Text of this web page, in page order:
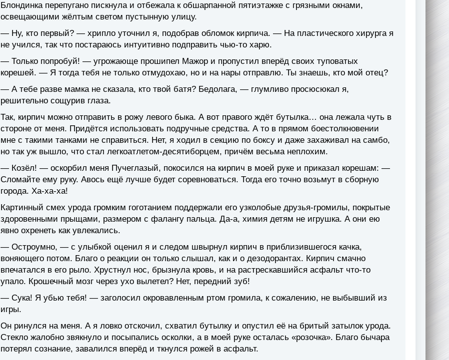
Блондинка перепугано пискнула и отбежала к обшарпанной пятиэтажке с грязными окнами,
освещающими жёлтым светом пустынную улицу.
— Ну, кто первый? — хрипло уточнил я, подобрав обломок кирпича. — На пластического хирурга я
не учился, так что постараюсь интуитивно подправить чью-то харю.
— Только попробуй! — угрожающе прошипел Мажор и пропустил вперёд своих туповатых
корешей. — Я тогда тебя не только отмудохаю, но и на нары отправлю. Ты знаешь, кто мой отец?
— А тебе разве мамка не сказала, кто твой батя? Бедолага, — глумливо просюсюкал я,
решительно сощурив глаза.
Так, кирпич можно отправить в рожу левого быка. А вот правого ждёт бутылка… она лежала чуть в
стороне от меня. Придётся использовать подручные средства. А то в прямом боестолкновении
мне с такими танками не справиться. Нет, я ходил в секцию по боксу и даже захаживал на самбо,
но так уж вышло, что стал легкоатлетом-десятиборцем, причём весьма неплохим.
— Козёл! — оскорбил меня Пучеглазый, покосился на кирпич в моей руке и приказал корешам: —
Сломайте ему руку. Авось ещё лучше будет соревноваться. Тогда его точно возьмут в сборную
города. Ха-ха-ха!
Картинный смех урода громким гоготанием поддержали его узколобые друзья-громилы, покрытые
здоровенными прыщами, размером с фалангу пальца. Да-а, химия детям не игрушка. А они ею
явно охренеть как увлекались.
— Остроумно, — с улыбкой оценил я и следом швырнул кирпич в приблизившегося качка,
воняющего потом. Благо о реакции он только слышал, как и о дезодорантах. Кирпич смачно
впечатался в его рыло. Хрустнул нос, брызнула кровь, и на растрескавшийся асфальт что-то
упало. Крошечный мозг через ухо вылетел? Нет, передний зуб!
— Сука! Я убью тебя! — заголосил окровавленным ртом громила, к сожалению, не выбывший из
игры.
Он ринулся на меня. А я ловко отскочил, схватил бутылку и опустил её на бритый затылок урода.
Стекло жалобно звякнуло и посыпались осколки, а в моей руке осталась «розочка». Благо бычара
потерял сознание, завалился вперёд и ткнулся рожей в асфальт.